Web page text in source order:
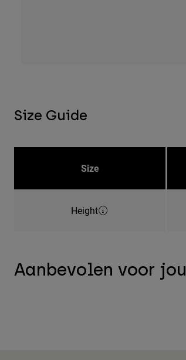
Size Guide
Size
Height
Aanbevolen voor jou